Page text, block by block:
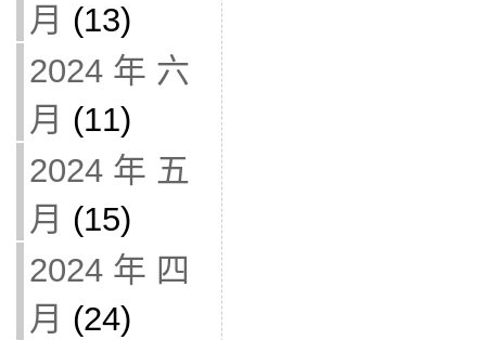
月 (13)
2024 年 六
月 (11)
2024 年 五
月 (15)
2024 年 四
月 (24)